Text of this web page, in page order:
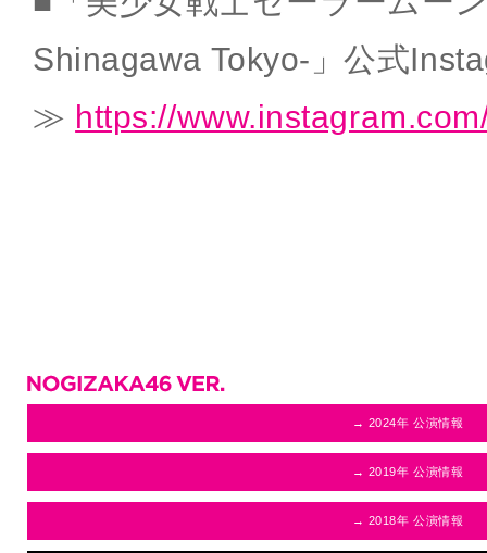
Shinagawa Tokyo-」公式
≫ https://
→ 2024年 公演情報
→ 2019年 公演情報
→ 2018年 公演情報